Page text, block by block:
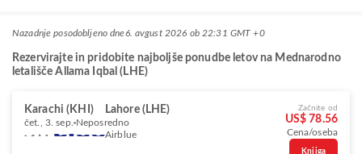
Nazadnje posodobljeno dne6. avgust 2026 ob 22:31 GMT +0
Rezervirajte in pridobite najboljše ponudbe letov na Mednarodno
letališče Allama Iqbal (LHE)
Karachi (KHI) Lahore (LHE)
čet., 3. sep. Neposredno
Airblue
Začnite od
US$ 78.56
Cena/oseba
Knjiga